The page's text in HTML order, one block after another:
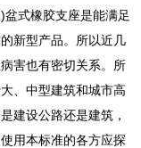
式橡胶支座是能满足
新型产品。所以近几
害也有密切关系。所
、中型建筑和城市高
建设公路还是建筑，
用本标准的各方应探